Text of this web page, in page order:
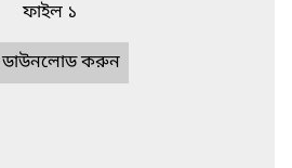
ফাইল ১
ডাউনলোড করুন